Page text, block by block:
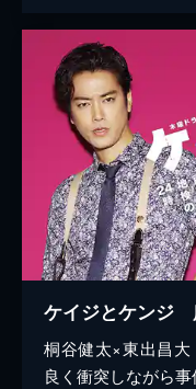
ケイジとケンジ
桐谷健太×東出昌
良く衝突しながら